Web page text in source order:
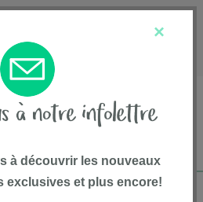
1-800-667-8184
×
à découvrir les nouveaux
exclusives et plus encore!